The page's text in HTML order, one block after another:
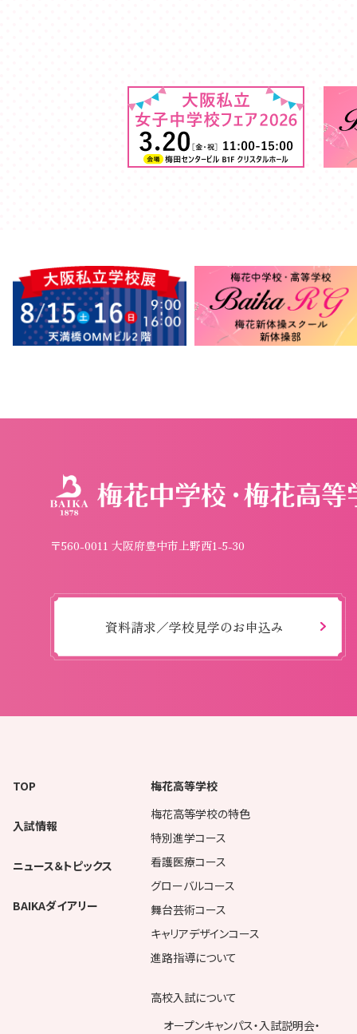
〒560-0011 大阪府豊中市上野西1-5-30
資料請求／学校見学のお申込み
TOP
入試情報
ニュース＆トピックス
BAIKAダイアリー
梅花高等学校
梅花高等学校の特色
特別進学コース
看護医療コース
グローバルコース
舞台芸術コース
キャリアデザインコース
進路指導について
高校入試について
オープンキャンパス・入試説明会・